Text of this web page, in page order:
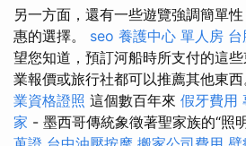
另一方面，還有一些遊覽強調簡單
惠的選擇。 seo 養護中心 單人房 台
望您知道，預訂河船時所支付的這
業報價或旅行社都可以推薦其他東西
業資格證照 這個數百年來 假牙費用
家 - 墨西哥傳統象徵著聖家族的“照